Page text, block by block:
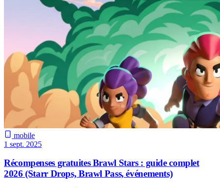
mobile
1 sept. 2025
Récompenses gratuites Brawl Stars : guide complet
2026 (Starr Drops, Brawl Pass, événements)